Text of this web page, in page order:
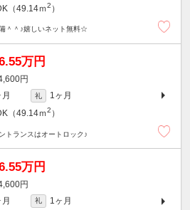
（49.14ｍ2 ）
＾＾♪嬉しいネット無料☆
万円
円
礼
1ヶ月
（49.14ｍ2 ）
トランスはオートロック♪
万円
円
礼
1ヶ月